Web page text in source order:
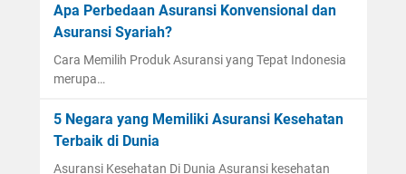
Apa Perbedaan Asuransi Konvensional dan
Asuransi Syariah?
Cara Memilih Produk Asuransi yang Tepat Indonesia
merupa…
5 Negara yang Memiliki Asuransi Kesehatan
Terbaik di Dunia
Asuransi Kesehatan Di Dunia Asuransi kesehatan